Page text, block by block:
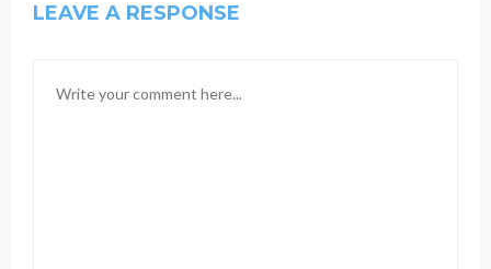
LEAVE A RESPONSE